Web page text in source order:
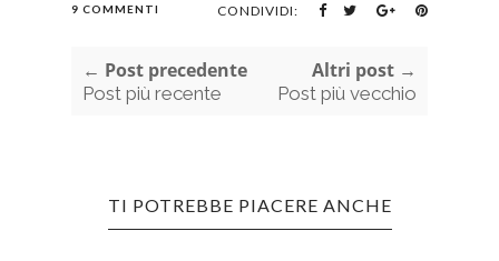
9 COMMENTI CONDIVIDI:
← Post precedente
Post più recente
Altri post →
Post più vecchio
TI POTREBBE PIACERE ANCHE